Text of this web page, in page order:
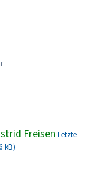
Freisen Letzte
kB)